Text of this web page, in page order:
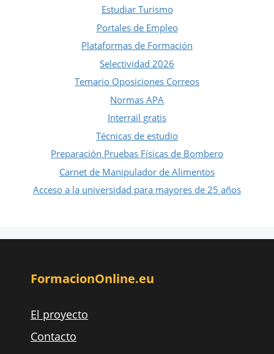
Estudiar Turismo
Portales de Empleo
Plataformas de Formación
Selectividad 2026
Temario Oposiciones Correos
Normas APA
Interrail gratis
Técnicas de estudio
Preparación Pruebas Físicas de Bombero
Carnet de Manipulador de Alimentos
Acceso a la universidad para mayores de 25 años
FormacionOnline.eu
El proyecto
Contacto